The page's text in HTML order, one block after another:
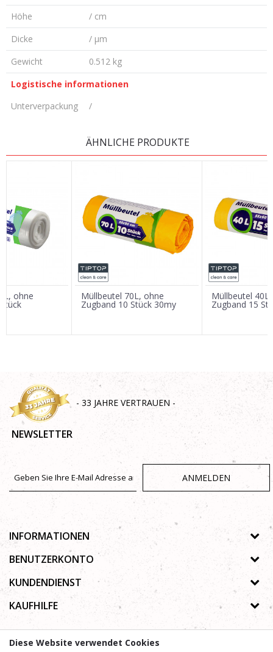
Höhe
/ cm
Dicke
/ µm
Gewicht
0.512 kg
Logistische informationen
Unterverpackung
/
E-Mail
ÄHNLICHE PRODUKTE
ohne Müllbeutel 70L, ohne
Zugband 10 Stück 30my
Müllbeutel
Zugband 15
- 33 JAHRE VERTRAUEN -
NEWSLETTER
ANMELDEN
INFORMATIONEN
Über uns
Geschäfte
Zusammenarbeit
BENUTZERKONTO
Registrierungsanweisungen
Passwort vergessen
KUNDENDIENST
Datenschutz-Bestimmungen
Nutzungsbedingungen
KAUFHILFE
Häufig gestellte Fragen
Diese Website verwendet Cookies